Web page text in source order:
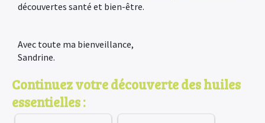
découvertes santé et bien-être.
Avec toute ma bienveillance,
Sandrine.
Continuez votre découverte des huiles
essentielles :